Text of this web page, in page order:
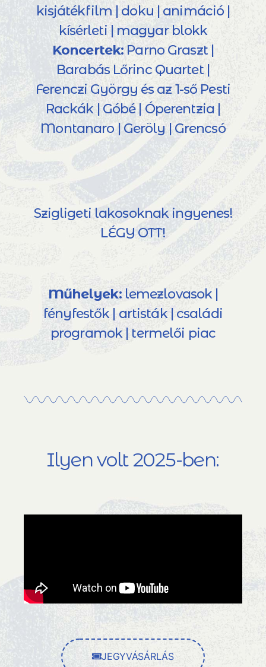
kisjátékfilm | doku | animáció |
kísérleti | magyar blokk
Koncertek: Parno Graszt |
Barabás Lőrinc Quartet |
Ferenczi György és az 1-ső Pesti
Rackák | Góbé | Óperentzia |
Montanaro | Geröly | Grencsó
Szigligeti lakosoknak ingyenes!
LÉGY OTT!
Műhelyek:lemezlovasok |
fényfestők | artisták | családi
programok | termelői piac
Ilyen volt 2025-ben:
JEGYVÁSÁRLÁS